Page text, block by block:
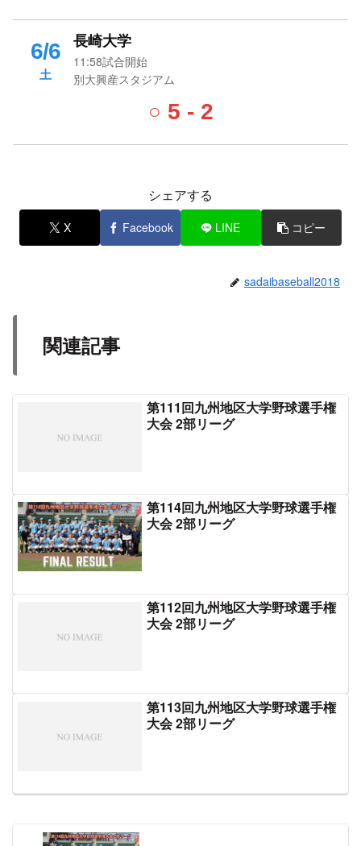
6/6
土
長崎大学
11:58試合開始
別大興産スタジアム
○ 5 - 2
シェアする
X Facebook LINE コピー
sadaibaseball2018
関連記事
第111回九州地区大学野球選手権
大会 2部リーグ
第114回九州地区大学野球選手権
大会 2部リーグ
第112回九州地区大学野球選手権
大会 2部リーグ
第113回九州地区大学野球選手権
大会 2部リーグ